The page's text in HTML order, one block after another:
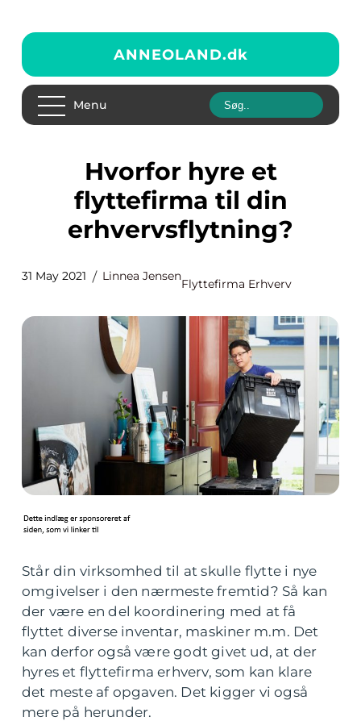
ANNEOLAND.dk
Menu
Hvorfor hyre et
flyttefirma til din
erhvervsflytning?
31 May 2021 Linnea Jensen
Flyttefirma Erhverv
Står din virksomhed til at skulle flytte i nye
omgivelser i den nærmeste fremtid? Så kan
der være en del koordinering med at få
flyttet diverse inventar, maskiner m.m. Det
kan derfor også være godt givet ud, at der
hyres et flyttefirma erhverv, som kan klare
det meste af opgaven. Det kigger vi også
mere på herunder.